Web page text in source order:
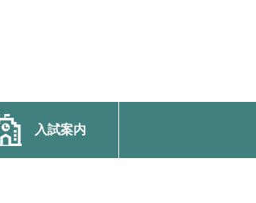
入試案内